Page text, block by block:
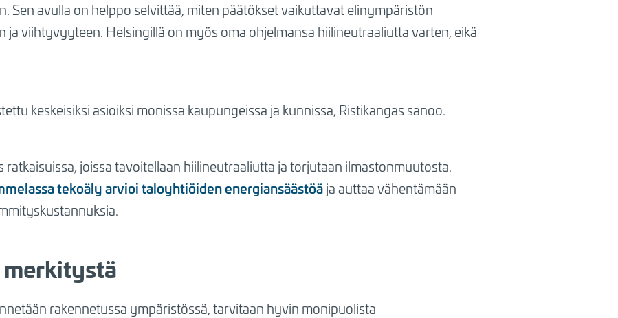
Sen avulla on helppo selvittää, miten päätökset vaikuttavat elinympäristön
ja viihtyvyyteen. Helsingillä on myös oma ohjelmansa hiilineutraaliutta varten, eikä
keskeisiksi asioiksi monissa kaupungeissa ja kunnissa, Ristikangas sanoo.
joissa tavoitellaan hiilineutraaliutta ja torjutaan ilmastonmuutosta.
tekoäly arvioi taloyhtiöiden energiansäästöäja auttaa vähentämään
merkitystä
rakennetussa ympäristössä, tarvitaan hyvin monipuolista